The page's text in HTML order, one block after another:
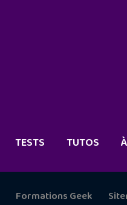
TESTS TUTOS
Formations Geek